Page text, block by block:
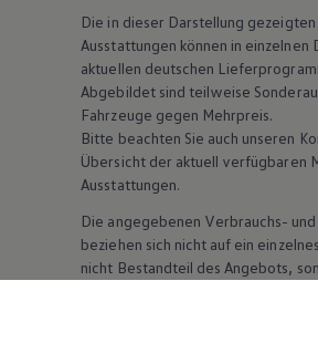
Die in dieser Darstellung gezeigten
Ausstattungen können in einzelnen
aktuellen deutschen
Abgebildet sind teilweise
Fahrzeuge gegen Mehrpreis.
Bitte beachten Sie auch unseren
Übersicht der aktuell verfügbaren
Ausstattungen.
Die angegebenen Verbrauchs-
beziehen sich nicht auf ein
nicht Bestandteil des Angebots,